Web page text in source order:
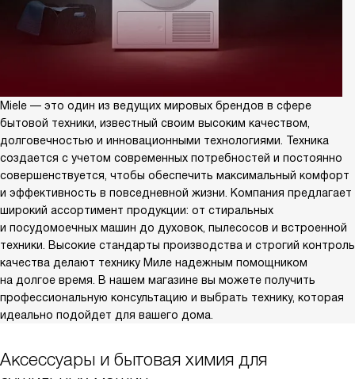
Miele — это один из ведущих мировых брендов в сфере
бытовой техники, известный своим высоким качеством,
долговечностью и инновационными технологиями. Техника
создается с учетом современных потребностей и постоянно
совершенствуется, чтобы обеспечить максимальный комфорт
и эффективность в повседневной жизни. Компания предлагает
широкий ассортимент продукции: от стиральных
и посудомоечных машин до духовок, пылесосов и встроенной
техники. Высокие стандарты производства и строгий контроль
качества делают технику Миле надежным помощником
на долгое время. В нашем магазине вы можете получить
профессиональную консультацию и выбрать технику, которая
идеально подойдет для вашего дома.
Аксессуары и бытовая химия для